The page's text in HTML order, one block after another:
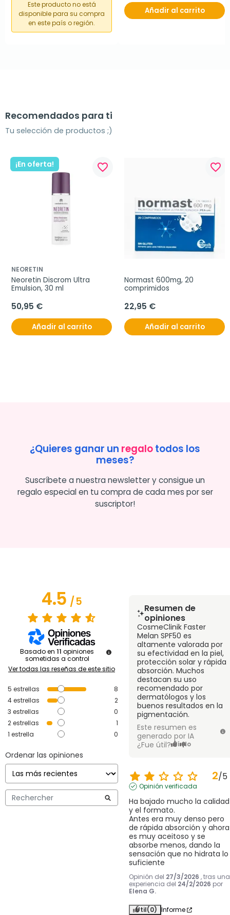
Este producto no está
disponible para su compra
en este país o región.
Añadir al carrito
Recomendados para ti
Tu selección de productos ;)
¡En oferta! favorite_border
NEORETIN
Neoretin Discrom Ultra
Emulsion, 30 ml
50,95 €
Añadir al carrito
favorite_border
Normast 600mg, 20
comprimidos
22,95 €
Añadir al carrito
¿Quieres ganar un regalotodos los
meses?
Suscríbete a nuestra newsletter y consigue un
regalo especial en tu compra de cada mes por ser
suscriptor!
4.5/5
Basado en 11 opiniones
sometidas a control
Ver todas las reseñas de este sitio
5 estrellas
8
4estrellas
2
3 estrellas
0
2estrellas
1
1 estrella 0
Ordenar las opiniones
Resumen de
opiniones
CosmeClinik Faster
Melan SPF50 es
altamente valorada por
su efectividad en la piel,
protección solar y rápida
absorción. Muchos
destacan su uso
recomendado por
dermatólogos y los
buenos resultados en la
pigmentación.
Este resumen es
generado por IA
¿Fue útil? Sí No
2/5
Opinión verificada
Ha bajado mucho la calidad
y el formato.
Antes era muy denso pero
de rápida absorción y ahora
es muy aceitoso y se
absorbe menos, dando la
sensación que no hidrata lo
suficiente
Opinión del 27/3/2026 , tras una
experiencia del 24/2/2026 por
Elena G.
Útil(0) Informe